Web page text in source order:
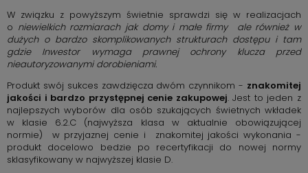
W związku z powyższym świetnie sprawdzi się w realizacjach
o niewielkich rozmiarach jak domy i małe firmy ale również w
dużych o bardzo skomplikowanych strukturach dostępu i tam
gdzie Inwestor wymaga prawnej ochrony klucza przed
nieautoryzowanymi dorobieniami.
Produkt swój sukces zawdzięcza dwóm czynnikom - znakomitej
jakości i bardzo przystępnej cenie zakupowej. Jest to jeden z
najlepszych wyborów dla osób szukających świetnych wkładek
w klasie 6.2.C (najwyższa klasa w aktualnie obowiązującej
normie) w przyjaznej cenie i znakomitej jakości wykonania -
produkt docelowo bedzie po recertyfikacji do nowej normy
sklasyfikowany w najwyższej klasie D.